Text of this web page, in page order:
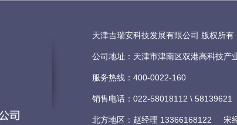
天津吉瑞安科技发展有限公司 版权所有
公司地址：天津市津南区双港高科技
服务热线：400-0022-160
销售电话：022-58018112 \ 58139621
北方地区：赵经理 13366168122 宋